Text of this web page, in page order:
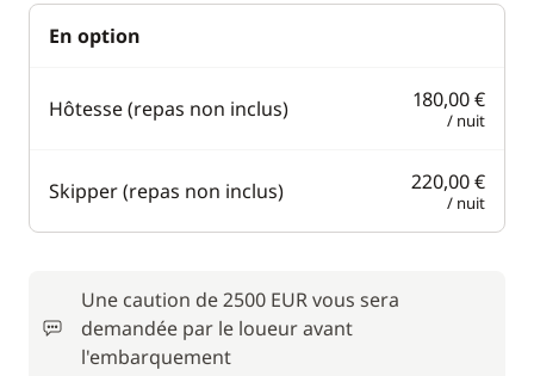
En option
Hôtesse (repas non inclus) 180,00 €
/ nuit
Skipper (repas non inclus) 220,00 €
/ nuit
Une caution de 2500 EUR vous sera
demandée par le loueur avant
l'embarquement